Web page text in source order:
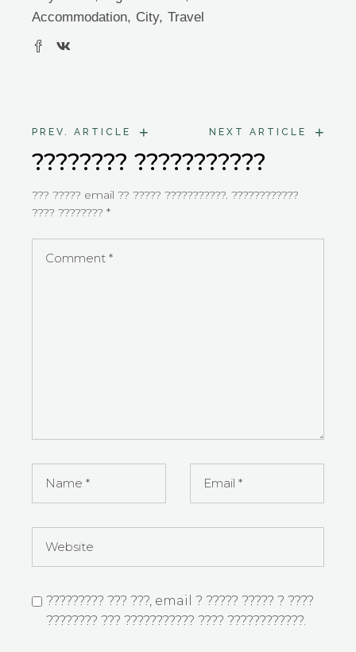
Accommodation
City Travel
PREV. ARTICLE + NEXT ARTICLE +
???????? ???????????
??? ????? email ?? ????? ???????????. ????????????
???? ????????*
????????? ??? ???, email ? ????? ????? ? ????
???????? ??? ??????????? ???? ????????????.